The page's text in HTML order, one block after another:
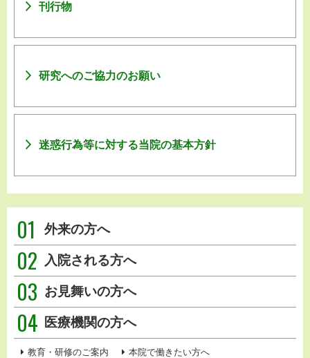
刊行物
研究へのご協力のお願い
迷惑行為等に対する当院の基本方針
01 外来の方へ
02 入院される方へ
03 お見舞いの方へ
04 医療機関の方へ
教育・研修のご案内 本院で働きたい方へ